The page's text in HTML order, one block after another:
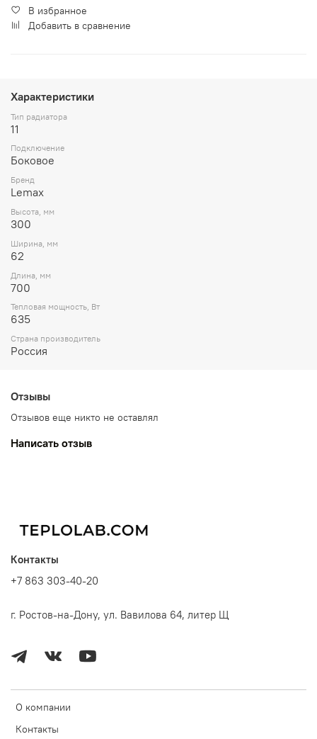
В избранное
Добавить в сравнение
Характеристики
Тип радиатора
11
Подключение
Боковое
Бренд
Lemax
Высота, мм
300
Ширина, мм
62
Длина, мм
700
Тепловая мощность, Вт
635
Страна производитель
Россия
Отзывы
Отзывов еще никто не оставлял
Написать отзыв
О компании
Контакты
Контакты
+7 863 303-40-20
г. Ростов-на-Дону, ул. Вавилова 64, литер Щ